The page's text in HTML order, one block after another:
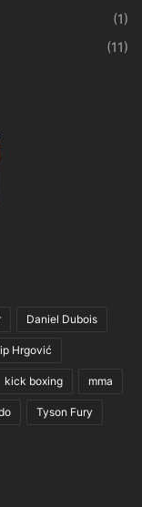
(1)
(11)
Daniel Dubois
Hrgović
kick boxing mma
Tyson Fury